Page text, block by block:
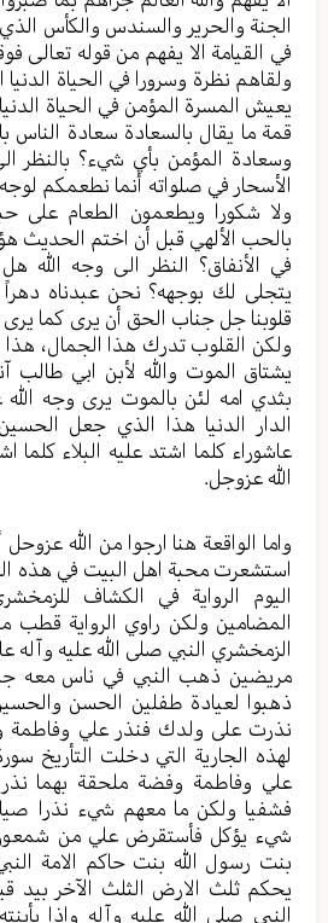
الجنة والحرير والسندس والكأس
في القيامة الا يفهم من قوله تعالى
ولقاهم نظرة وسرورا في الحياة الدنيا
يعيش المسرة المؤمن في الحياة
قمة ما يقال بالسعادة سعادة الناس
وسعادة المؤمن بأي شيء؟ بالنظر
الأسحار في صلواته أنما نطعمكم لوجه
ولا شكورا ويطعمون الطعام على
بالحب الألهي قبل أن اختم الحديث
في الأنفاق؟ النظر الى وجه الله
يتجلى لك بوجهه؟ نحن عبدناه دهراً
قلوبنا جل جناب الحق أن يرى كما
ولكن القلوب تدرك هذا الجمال،
يشتاق الموت والله لأبن ابي
بثدي امه لئن بالموت يرى وجه الله
الدار الدنيا هذا الذي جعل
عاشوراء كلما اشتد عليه البلاء كلما
الله عزوجل.
واما الواقعة هنا ارجوا من الله عزوحل
استشعرت محبة اهل البيت في هذه
اليوم الرواية في الكشاف
المضامين ولكن راوي الرواية قطب
الزمخشري النبي صلى الله عليه وآله
مريضين ذهب النبي في ناس معه
ذهبوا لعيادة طفلين الحسن
نذرت على ولدك فنذر علي وفاطمة
لهذه الجارية التي دخلت التأريخ
علي وفاطمة وفضة ملحقة بهما نذرا
فشفيا ولكن ما معهم شيء نذرا
شيء يؤكل فأستقرض علي من
بنت رسول الله بنت حاكم الامة
يحكم ثلث الارض الثلث الآخر بيد
النبي صلى الله عليه وآله واذا